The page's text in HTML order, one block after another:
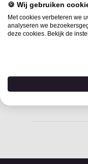
Lengte (cm)
🍪 Wij gebruiken
Met cookies verbeteren we
analyseren we
deze cookies. Bekijk de